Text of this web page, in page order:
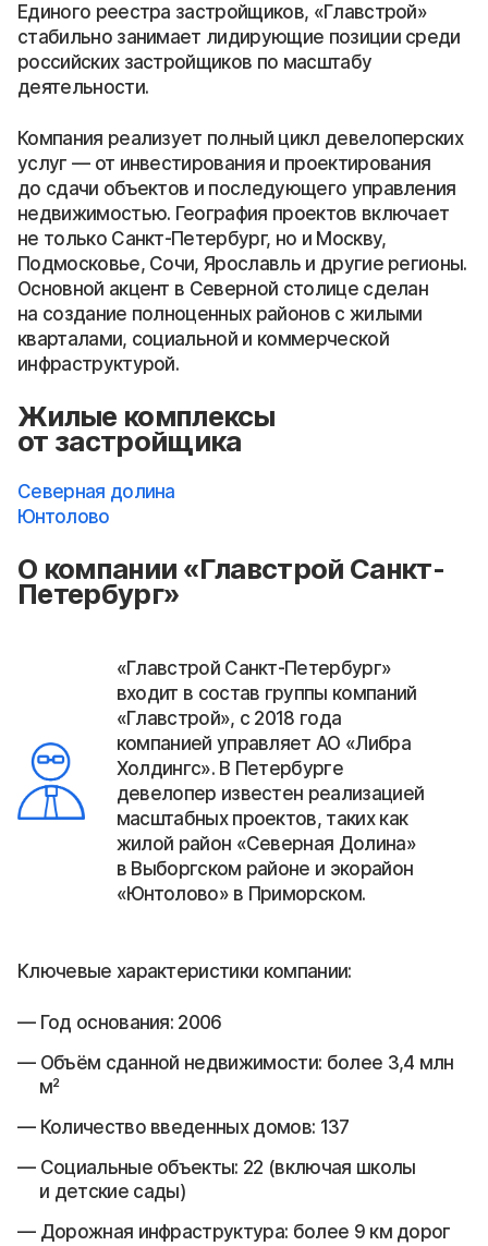
Единого реестра застройщиков, «Главстрой»
стабильно занимает лидирующие позиции среди
российских застройщиков по масштабу
деятельности.
Компания реализует полный цикл девелоперских
услуг — от инвестирования и проектирования
до сдачи объектов и последующего управления
недвижимостью. География проектов включает
не только Санкт-Петербург, но и Москву,
Подмосковье, Сочи, Ярославль и другие регионы.
Основной акцент в Северной столице сделан
на создание полноценных районов с жилыми
кварталами, социальной и коммерческой
инфраструктурой.
Жилые комплексы
от застройщика
Северная долина
Юнтолово
О компании «Главстрой Санкт-
Петербург»
«Главстрой Санкт-Петербург»
входит в состав группы компаний
«Главстрой», с 2018 года
компанией управляет АО «Либра
Холдингс». В Петербурге
девелопер известен реализацией
масштабных проектов, таких как
жилой район «Северная Долина»
в Выборгском районе и экорайон
«Юнтолово» в Приморском.
Ключевые характеристики компании:
Год основания: 2006
Объём сданной недвижимости: более 3,4 млн
м²
Количество введенных домов: 137
Социальные объекты: 22 (включая школы
и детские сады)
Дорожная инфраструктура: более 9 км дорог